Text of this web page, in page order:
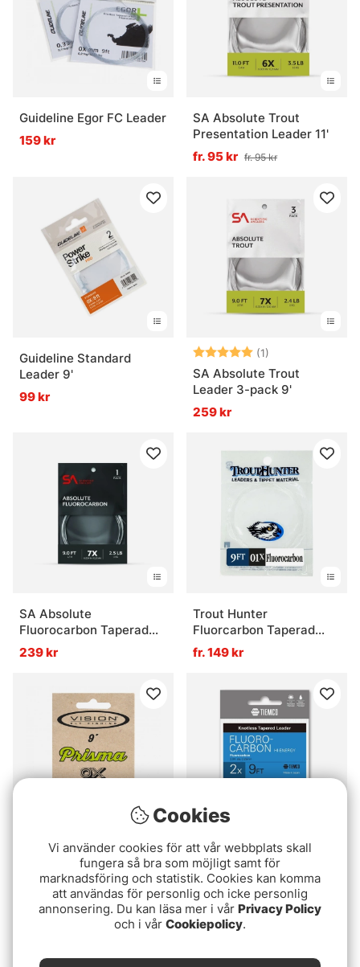
Guideline Egor FC Leader
159 kr
SA Absolute Trout
Presentation Leader 11'
fr. 95 kr fr. 95 kr
Guideline Standard
Leader 9'
99 kr
Betyg: (1)
SA Absolute Trout
Leader 3-pack 9'
259 kr
SA Absolute
Fluorocarbon Taperad
Tafs 9'
239 kr
Trout Hunter
Fluorcarbon Taperad
Tafs 9ft
fr. 149 kr
Betyg: (1)5.0 utav 5 stjärnor
Vision Prisma
Flourocarbon Leader
fr. 99 kr
Tiemco Fluorcarbon
Taperad Tafs Hi-energi
9ft
89 kr
Cookies
Vi använder cookies för att vår webbplats skall
fungera så bra som möjligt samt för
marknadsföring och statistik. Cookies kan komma
att användas för personlig och icke personlig
annonsering. Du kan läsa mer i vår Privacy Policy
och i vår Cookiepolicy.